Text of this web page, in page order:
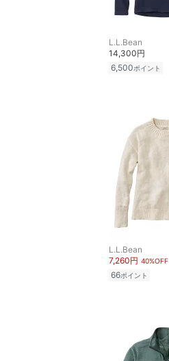
L.L.Bean
14,300円
6,500ポイント
L.L.Bean
7,260円 40%OFF
66ポイント